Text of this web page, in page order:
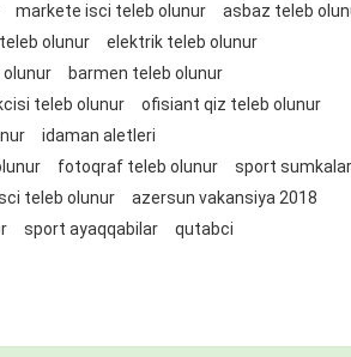
markete isci teleb olunur
asbaz teleb
olunur
elektrik teleb olunur
barmen teleb olunur
teleb olunur
ofisiant qiz teleb olunur
idaman aletleri
fotoqraf teleb olunur
sport sumkalar
teleb olunur
azersun vakansiya 2018
sport ayaqqabilar
qutabci